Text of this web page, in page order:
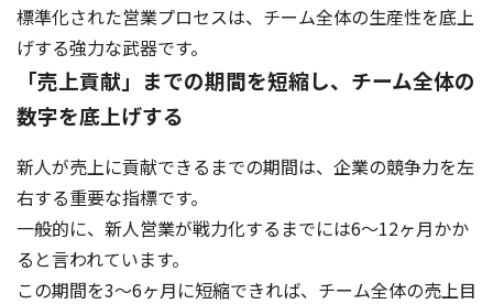
標準化された営業プロセスは、チーム全体の生産性を底上
げする強力な武器です。
「売上貢献」までの期間を短縮し、チーム全体の
数字を底上げする
新人が売上に貢献できるまでの期間は、企業の競争力を左
右する重要な指標です。
一般的に、新人営業が戦力化するまでには6〜12ヶ月かか
ると言われています。
この期間を3〜6ヶ月に短縮できれば、チーム全体の売上目